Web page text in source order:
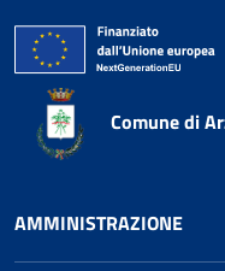
Comune di
AMMINISTRAZIONE